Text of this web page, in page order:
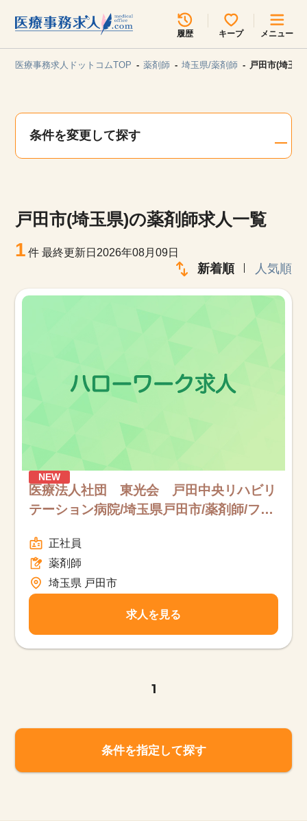
履歴 キープ メニュー
見学会・イベント情報
よくあるご質問
人材をお探しの医療機関・企業様
運営会社
医療事務求人ドットコムTOP 薬剤師 埼玉県/薬剤師 戸田市(埼玉
条件を変更して探す
戸田市(埼玉県)の薬剤師求人一覧
1 件最終更新日2026年08月09日
新着順 人気順
NEW
医療法人社団 東光会 戸田中央リハビリ
テーション病院/埼玉県戸田市/薬剤師/フル
正社員
薬剤師
埼玉県 戸田市
求人を見る
1
条件を指定して探す
所在地のエリアを選択してください
各支店担当よりご連絡させていただきます。
関東
甲信越・北陸 中国・四国